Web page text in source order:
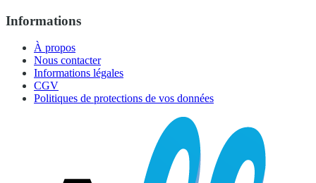
Informations
À propos
Nous contacter
Informations légales
CGV
Politiques de protections de vos données